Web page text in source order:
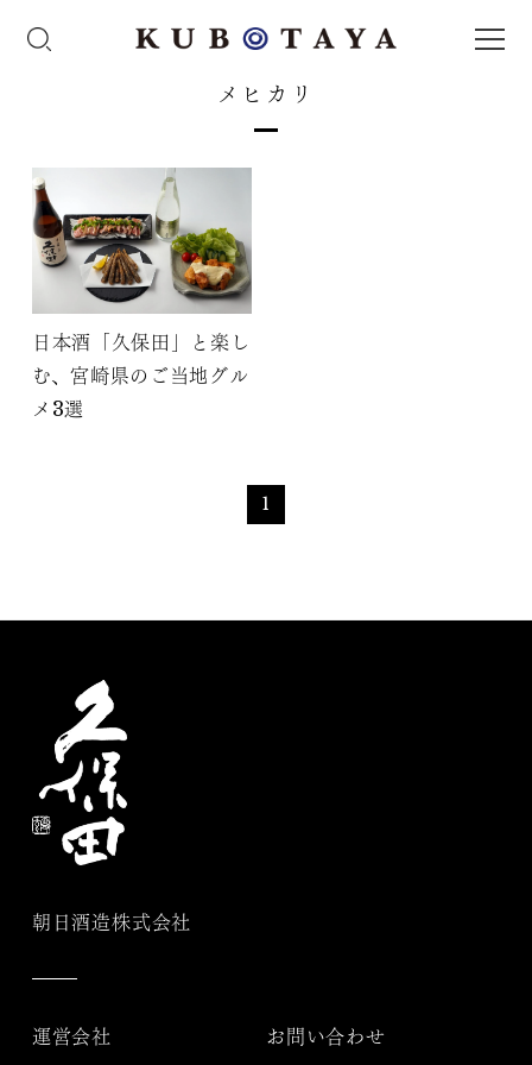
メヒカリ
日本酒「久保田」と楽し
む、宮崎県のご当地グル
メ3選
1
朝日酒造株式会社
運営会社 お問い合わせ